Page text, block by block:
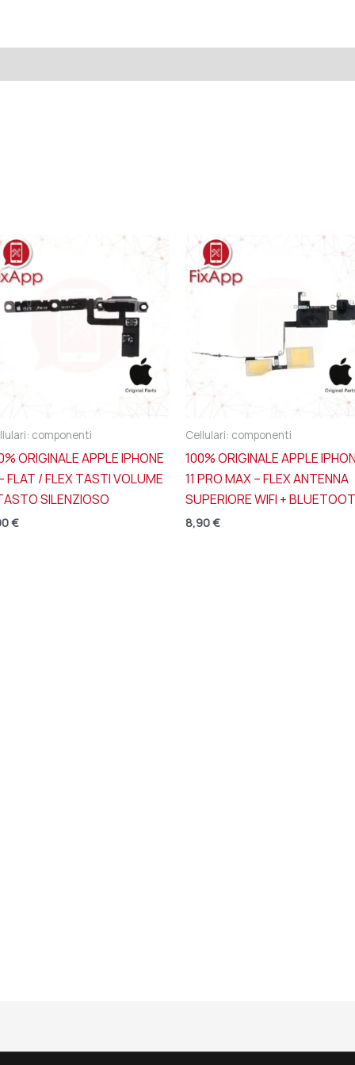
componenti
ORIGINALE APPLE IPHONE
FLAT / FLEX TASTI VOLUME
SILENZIOSO
€
Cellulari: componenti
100% ORIGINALE APPLE
11 PRO MAX – FLEX ANTENNA
SUPERIORE WIFI +
8,90€